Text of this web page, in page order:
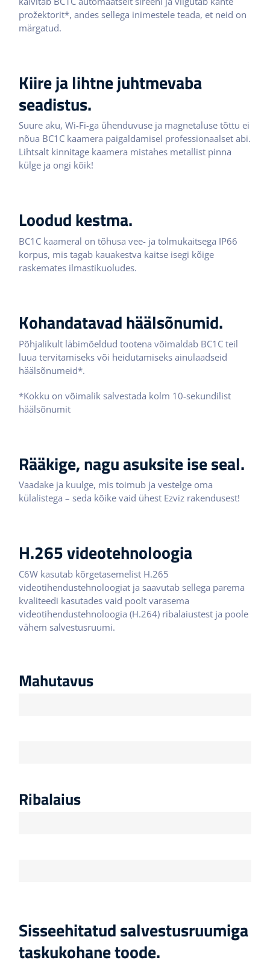
prožektorit*, andes sellega inimestele teada, et neid on
märgatud.
Kiire ja lihtne juhtmevaba
seadistus.
Suure aku, Wi-Fi-ga ühenduvuse ja magnetaluse tõttu ei
nõua BC1C kaamera paigaldamisel professionaalset abi.
Lihtsalt kinnitage kaamera mistahes metallist pinna
külge ja ongi kõik!
Loodud kestma.
BC1C kaameral on tõhusa vee- ja tolmukaitsega IP66
korpus, mis tagab kauakestva kaitse isegi kõige
raskemates ilmastikuoludes.
Kohandatavad häälsõnumid.
Põhjalikult läbimõeldud tootena võimaldab BC1C teil
luua tervitamiseks või heidutamiseks ainulaadseid
häälsõnumeid*.
*Kokku on võimalik salvestada kolm 10-sekundilist
häälsõnumit
Rääkige, nagu asuksite ise seal.
Vaadake ja kuulge, mis toimub ja vestelge oma
külalistega – seda kõike vaid ühest Ezviz rakendusest!
H.265 videotehnoloogia
C6W kasutab kõrgetasemelist H.265
videotihendustehnoloogiat ja saavutab sellega parema
kvaliteedi kasutades vaid poolt varasema
videotihendustehnoloogia (H.264) ribalaiustest ja poole
vähem salvestusruumi.
Mahutavus
Ribalaius
Sisseehitatud salvestusruumiga
taskukohane toode.